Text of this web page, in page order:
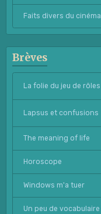
Faits divers du cinéma
Brèves
La folie du jeu de rôles
Lapsus et confusions
The meaning of life
Horoscope
Windows m'a tuer
Un peu de vocabulaire